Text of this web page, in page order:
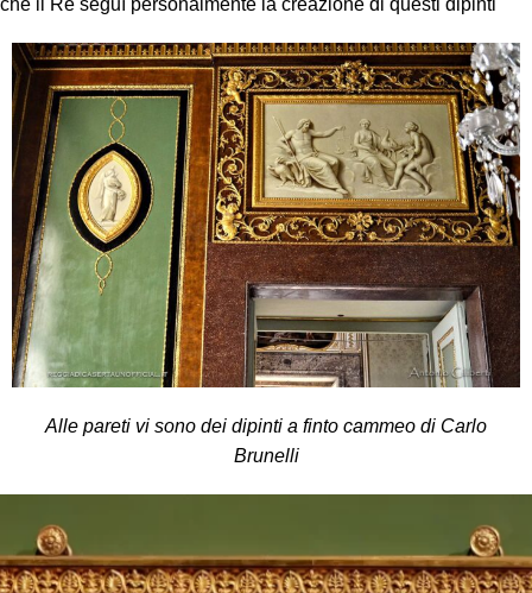
che il Re seguì personalmente la creazione di questi dipinti
Alle pareti vi sono dei dipinti a finto cammeo di Carlo
Brunelli